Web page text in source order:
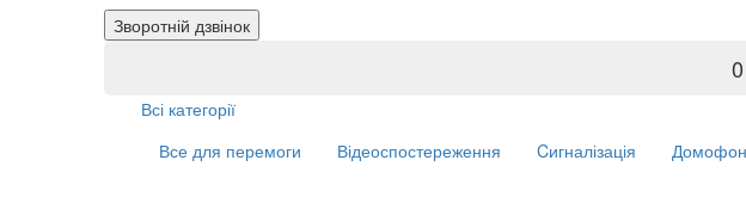
Зворотній дзвінок
Всі категорії
Все для перемоги
Відеоспостереження Cигналізація